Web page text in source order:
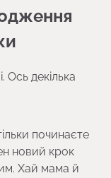
декілька
починаєте
новий крок
Хай мама й